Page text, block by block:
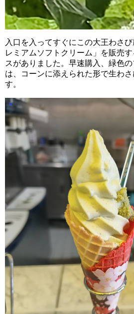
入口を入ってすぐにこの大王わさ
レミアムソフトクリーム」を販売
スがありました。早速購入、緑色
は、コーンに添えられた形で生わ
す。